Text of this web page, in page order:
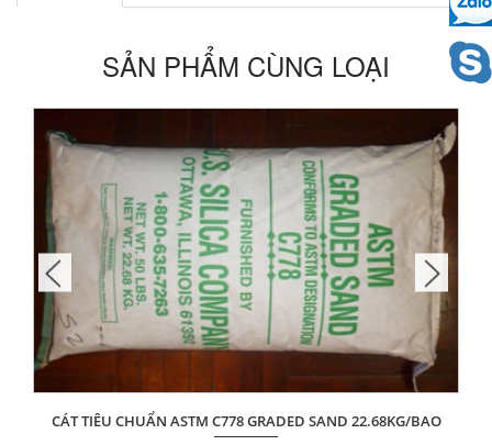
SẢN PHẨM CÙNG LOẠI
CÁT TIÊU CHUẨN ASTM C778 GRADED SAND 22.68KG/BAO